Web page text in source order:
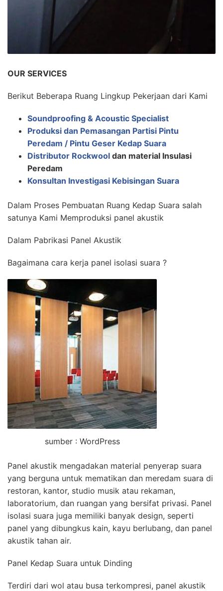
OUR SERVICES
Berikut Beberapa Ruang Lingkup Pekerjaan dari Kami
Soundproofing & Acoustic Specialist
Produksi dan Pemasangan Partisi Pintu
Peredam / Pintu Geser Kedap Suara
Distributor Rockwool dan material Insulasi
Peredam
Konsultan Investigasi Kebisingan Suara
Dalam Proses Pembuatan Ruang Kedap Suara salah
satunya Kami Memproduksi panel akustik
Dalam Pabrikasi Panel Akustik
Bagaimana cara kerja panel isolasi suara ?
sumber : WordPress
Panel akustik mengadakan material penyerap suara
yang berguna untuk mematikan dan meredam suara di
restoran, kantor, studio musik atau rekaman,
laboratorium, dan ruangan yang bersifat privasi. Panel
isolasi suara juga memiliki banyak design, seperti
panel yang dibungkus kain, kayu berlubang, dan panel
akustik tahan air.
Panel Kedap Suara untuk Dinding
Terdiri dari wol atau busa terkompresi, panel akustik